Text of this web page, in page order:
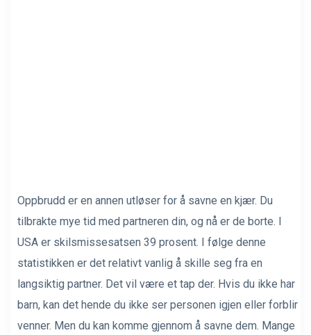
Oppbrudd er en annen utløser for å savne en kjær. Du
tilbrakte mye tid med partneren din, og nå er de borte. I
USA er skilsmissesatsen 39 prosent. I følge denne
statistikken er det relativt vanlig å skille seg fra en
langsiktig partner. Det vil være et tap der. Hvis du ikke har
barn, kan det hende du ikke ser personen igjen eller forblir
venner. Men du kan komme gjennom å savne dem. Mange